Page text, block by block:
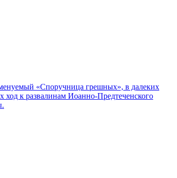
«Споручница грешных», в далеких
к развалинам Иоанно-Предтеченского